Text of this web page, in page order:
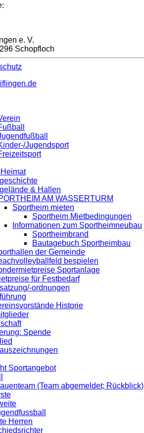
e. V.
Schopfloch
Jugendsport
& Hallen
AM WASSERTURM
Sportheim mieten
Sportheim Mietbedingungen
Informationen zum Sportheimneubau
Sportheimbrand
Bautagebuch Sportheimbau
der Gemeinde
bespielen
Sportanlage
für Festbedarf
ordnungen
Historie
Spende
Sportangebot
(Team abgemeldet; Rückblick)
Herren